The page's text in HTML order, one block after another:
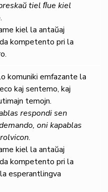
tiel ﬂue kiel
.
kiel la antaŭaj
kompetento pri la
komuniki emfazante la
kaj sentemo, kaj
temojn.
respondi sen
oni kapablas
.
kiel la antaŭaj
kompetento pri la
esperantlingva